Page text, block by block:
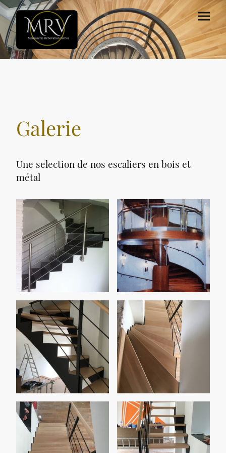
Galerie
Une selection de nos escaliers en bois et
métal